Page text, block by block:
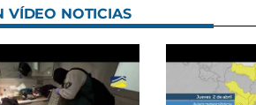
VÍDEO NOTICIAS